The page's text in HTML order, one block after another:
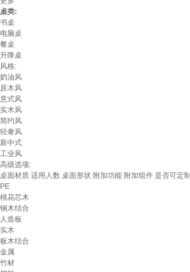
桌类:
书桌
电脑桌
餐桌
升降桌
风格:
奶油风
原木风
意式风
实木风
简约风
轻奢风
新中式
工业风
高级选项:
桌面材质 适用人数 桌面形状 附加功能 附加组件 是否可定制
PE
桃花芯木
钢木结合
人造板
实木
板木结合
金属
竹材